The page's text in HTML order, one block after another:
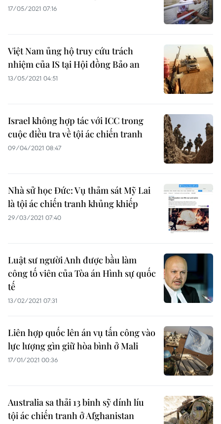
17/05/2021 07:16
Việt Nam ủng hộ truy cứu trách
nhiệm của IS tại Hội đồng Bảo an
13/05/2021 04:51
Israel không hợp tác với ICC trong
cuộc điều tra về tội ác chiến tranh
09/04/2021 08:47
Nhà sử học Đức: Vụ thảm sát Mỹ Lai
là tội ác chiến tranh khủng khiếp
29/03/2021 07:40
Luật sư người Anh được bầu làm
công tố viên của Tòa án Hình sự quốc
tế
13/02/2021 07:31
Liên hợp quốc lên án vụ tấn công vào
lực lượng gìn giữ hòa bình ở Mali
17/01/2021 00:36
Australia sa thải 13 binh sỹ dính líu
tội ác chiến tranh ở Afghanistan